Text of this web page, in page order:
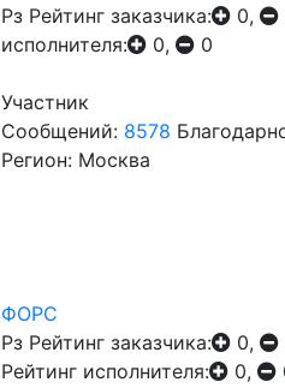
Рз Рейтинг заказчика: 0,
исполнителя:
0, 0
Участник
Сообщений: 8578
Регион: Москва
ФОРС
Рз Рейтинг заказчика: 0,
Рейтинг исполнителя:
0,